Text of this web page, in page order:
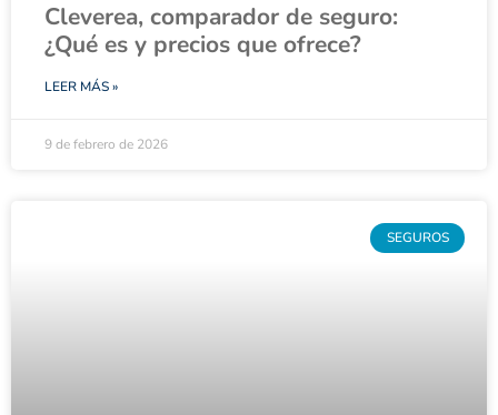
Cleverea, comparador de seguro:
¿Qué es y precios que ofrece?
LEER MÁS »
9 de febrero de 2026
SEGUROS